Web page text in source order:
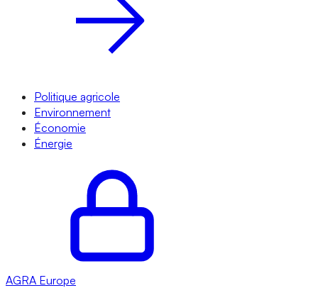
Politique agricole
Environnement
Économie
Énergie
AGRA Europe